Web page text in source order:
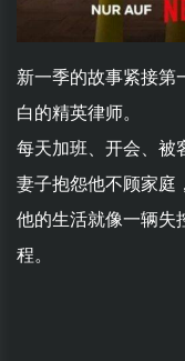
新一季的故事紧接第
白的精英律师。
每天加班、开会、被
妻子抱怨他不顾家庭
他的生活就像一辆失
程。